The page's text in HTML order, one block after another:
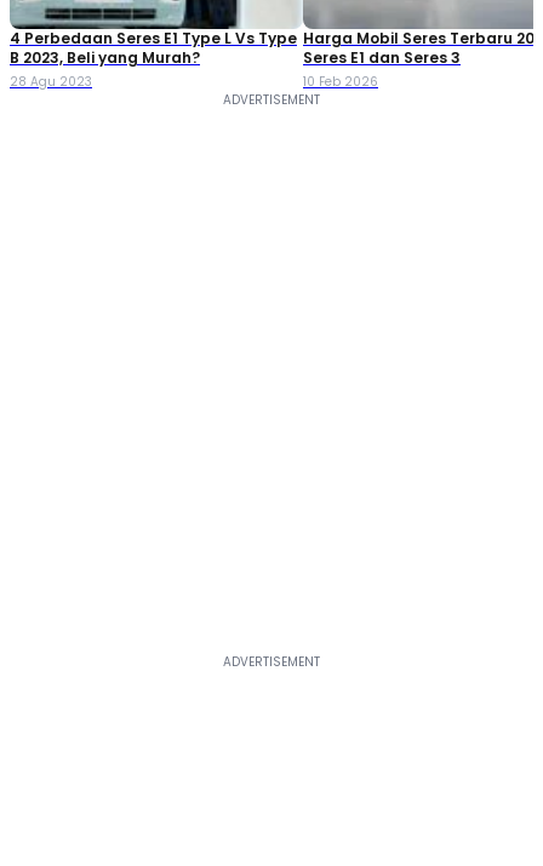
4 Perbedaan Seres E1 Type L Vs Type
B 2023, Beli yang Murah?
28 Agu 2023
Harga Mobil Seres Terbaru
Seres E1 dan Seres 3
10 Feb 2026